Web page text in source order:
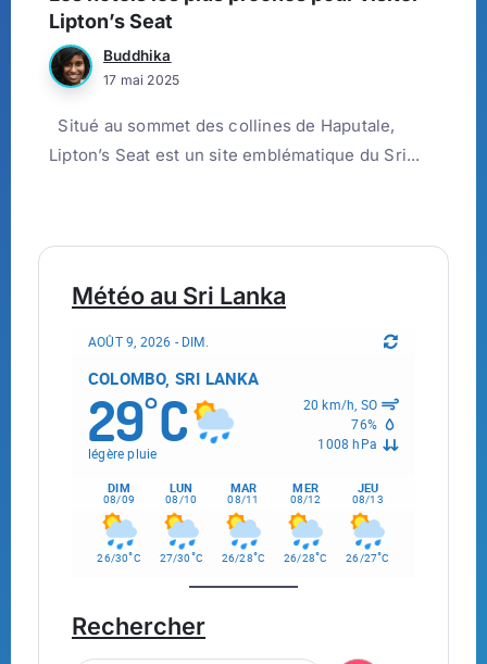
Lipton’s Seat
Buddhika
17 mai 2025
Situé au sommet des collines de Haputale,
Lipton’s Seat est un site emblématique du Sri...
Météo au Sri Lanka
AOÛT 9, 2026 - DIM.
COLOMBO, SRI LANKA
29°C
légère pluie
20 km/h, SO
76%
1008 hPa
DIM
08/09
LUN
08/10
MAR
08/11
MER
08/12
JEU
08/13
26/30°C 27/30°C 26/28°C 26/28°C 26/27°C
Rechercher